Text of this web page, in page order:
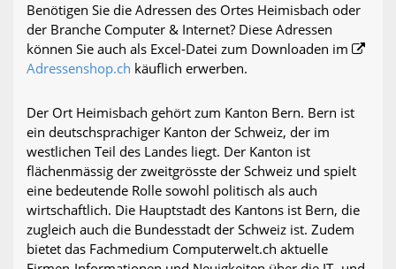
Benötigen Sie die Adressen des Ortes Heimisbach oder
der Branche Computer & Internet? Diese Adressen
können Sie auch als Excel-Datei zum Downloaden im
Adressenshop.ch käuflich erwerben.
Der Ort Heimisbach gehört zum Kanton Bern. Bern ist
ein deutschsprachiger Kanton der Schweiz, der im
westlichen Teil des Landes liegt. Der Kanton ist
flächenmässig der zweitgrösste der Schweiz und spielt
eine bedeutende Rolle sowohl politisch als auch
wirtschaftlich. Die Hauptstadt des Kantons ist Bern, die
zugleich auch die Bundesstadt der Schweiz ist. Zudem
bietet das Fachmedium Computerwelt.ch aktuelle